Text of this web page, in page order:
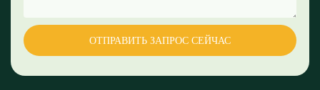
ОТПРАВИТЬ ЗАПРОС СЕЙЧАС